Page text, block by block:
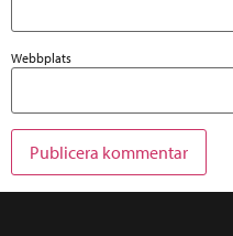
Webbplats